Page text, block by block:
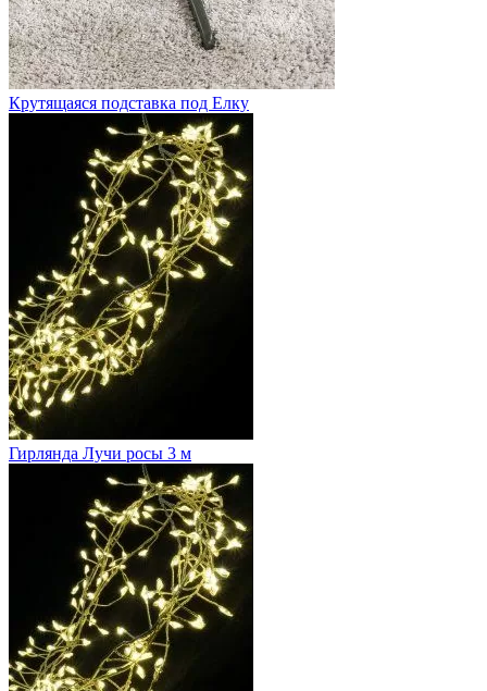
Крутящаяся подставка под Елку
Гирлянда Лучи росы 3 м